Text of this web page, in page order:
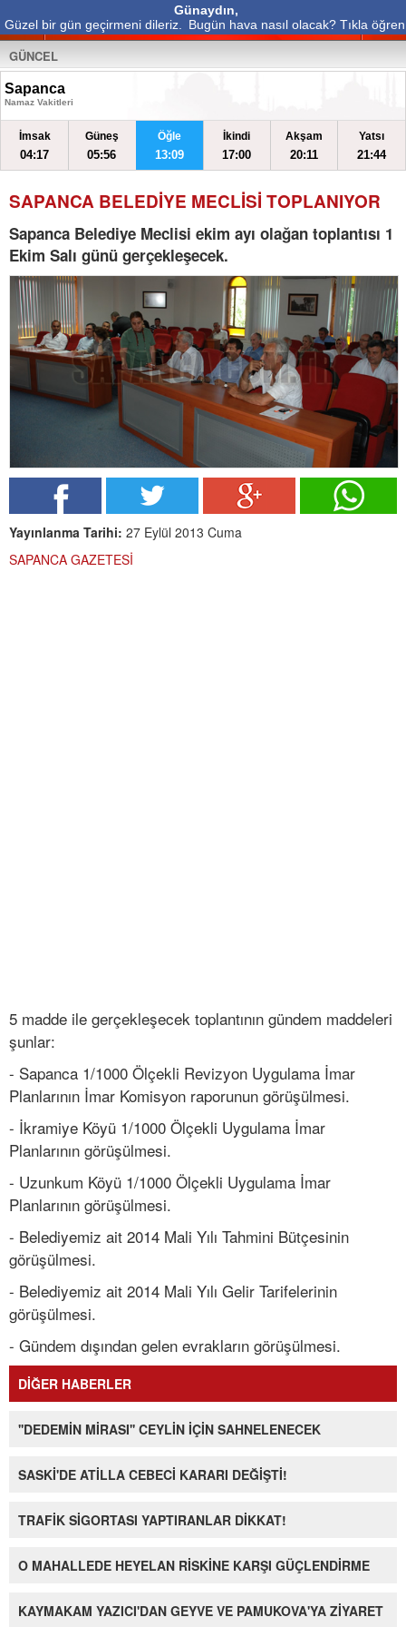
Günaydın,
Güzel bir gün geçirmeni dileriz.
Bugün hava nasıl olacak? Tıkla öğren
GÜNCEL
Sapanca
Namaz Vakitleri
İmsak
04:17
Güneş
05:56
Öğle
13:09
İkindi
17:00
Akşam
20:11
Yatsı
21:44
SAPANCA BELEDİYE MECLİSİ TOPLANIYOR
Sapanca Belediye Meclisi ekim ayı olağan toplantısı 1
Ekim Salı günü gerçekleşecek.
Yayınlanma Tarihi: 27 Eylül 2013 Cuma
SAPANCA GAZETESİ
5 madde ile gerçekleşecek toplantının gündem maddeleri
şunlar:
- Sapanca 1/1000 Ölçekli Revizyon Uygulama İmar
Planlarının İmar Komisyon raporunun görüşülmesi.
- İkramiye Köyü 1/1000 Ölçekli Uygulama İmar
Planlarının görüşülmesi.
- Uzunkum Köyü 1/1000 Ölçekli Uygulama İmar
Planlarının görüşülmesi.
- Belediyemiz ait 2014 Mali Yılı Tahmini Bütçesinin
görüşülmesi.
- Belediyemiz ait 2014 Mali Yılı Gelir Tarifelerinin
görüşülmesi.
- Gündem dışından gelen evrakların görüşülmesi.
DİĞER HABERLER
''DEDEMİN MİRASI'' CEYLİN İÇİN SAHNELENECEK
SASKİ'DE ATİLLA CEBECİ KARARI DEĞİŞTİ!
TRAFİK SİGORTASI YAPTIRANLAR DİKKAT!
O MAHALLEDE HEYELAN RİSKİNE KARŞI GÜÇLENDİRME
KAYMAKAM YAZICI'DAN GEYVE VE PAMUKOVA'YA ZİYARET